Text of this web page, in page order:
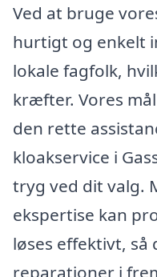
Ved at bruge
hurtigt og enkelt
lokale fagfolk,
kræfter. Vores
den rette
kloakservice i
tryg ved dit valg.
ekspertise kan
løses effektivt, så
reparationer i